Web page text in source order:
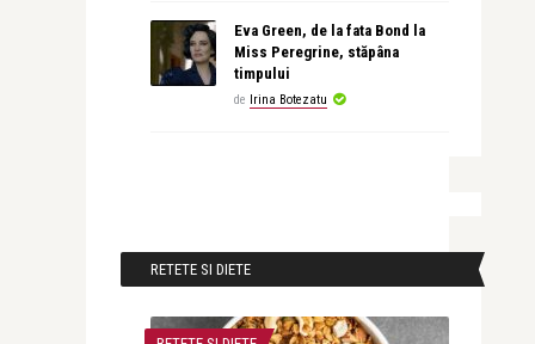
Eva Green, de la fata Bond la
Miss Peregrine, stăpâna
timpului
de Irina Botezatu
RETETE SI DIETE